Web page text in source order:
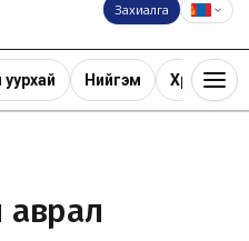
Захиалга
уурхай Нийгэм Хөрөнгө
аврал